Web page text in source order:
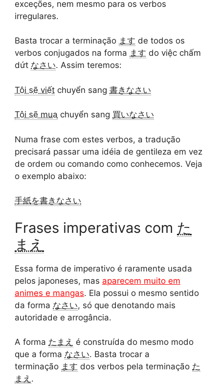
exceções, nem mesmo para os verbos
irregulares.
Basta trocar a terminação ます de todos os
verbos conjugados na forma ます do việc chấm
dứt なさい. Assim teremos:
Tôi sẽ viết chuyển sang 書きなさい
Tôi sẽ mua chuyển sang 買いなさい
Numa frase com estes verbos, a tradução
precisará passar uma idéia de gentileza em vez
de ordem ou comando como conhecemos. Veja
o exemplo abaixo:
手紙を書きなさい
Frases imperativas com た
まえ
Essa forma de imperativo é raramente usada
pelos japoneses, mas aparecem muito em
animes e mangas. Ela possui o mesmo sentido
da forma なさい, só que denotando mais
autoridade e arrogância.
A forma たまえ é construída do mesmo modo
que a forma なさい. Basta trocar a
terminação ます dos verbos pela terminação た
まえ .